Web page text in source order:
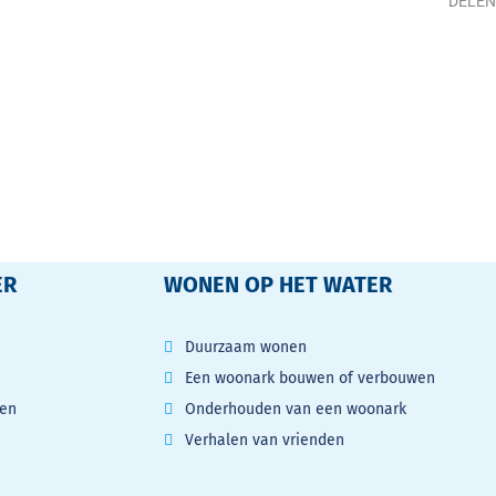
WONEN OP HET WATER
Duurzaam wonen
Een woonark bouwen of verbouwen
Onderhouden van een woonark
Verhalen van vrienden